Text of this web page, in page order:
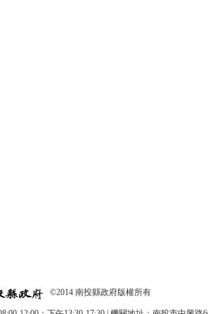
©2014 南投縣政府版權所有